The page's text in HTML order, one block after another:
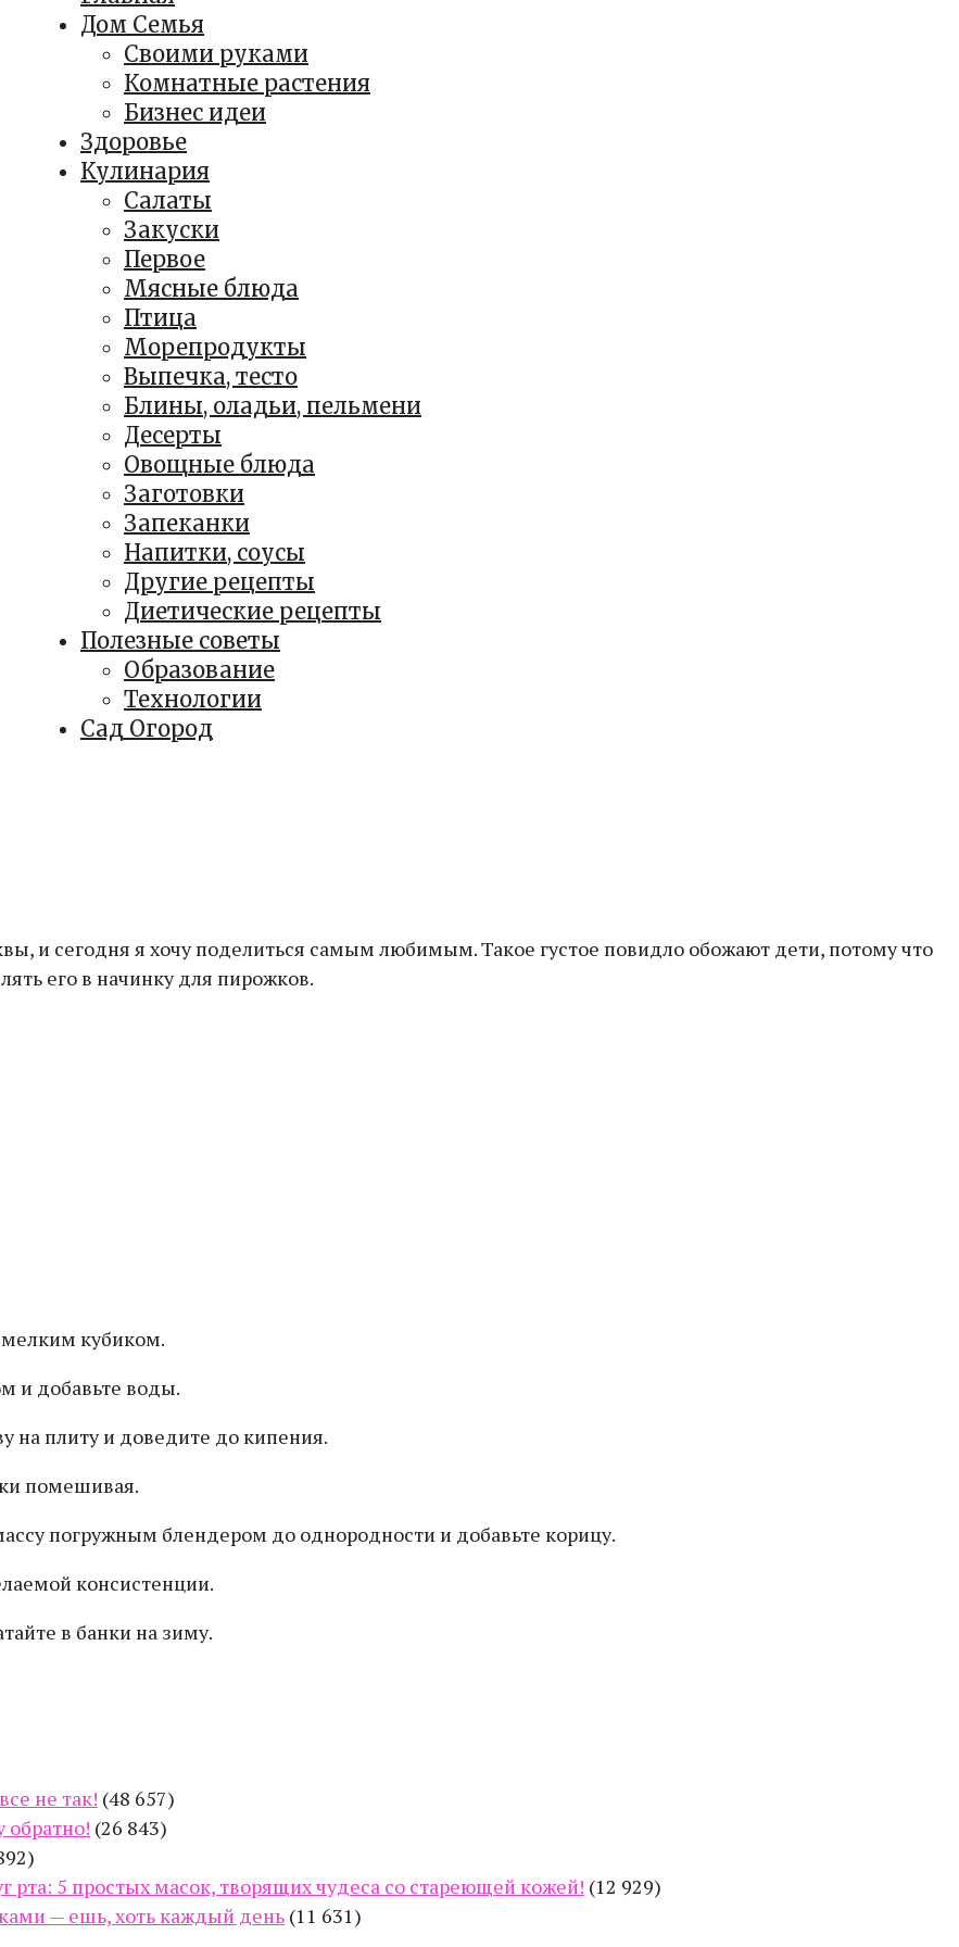
Дом Семья
Своими руками
Комнатные растения
Бизнес идеи
Здоровье
Кулинария
Салаты
Закуски
Первое
Мясные блюда
Птица
Морепродукты
Выпечка, тесто
Блины, оладьи, пельмени
Десерты
Овощные блюда
Заготовки
Запеканки
Напитки, соусы
Другие рецепты
Диетические рецепты
Полезные советы
Образование
Технологии
Сад Огород
и сегодня я хочу поделиться самым любимым. Такое густое повидло обожают дети, потому что
его в начинку для пирожков.
мелким кубиком.
и добавьте воды.
на плиту и доведите до кипения.
помешивая.
погружным блендером до однородности и добавьте корицу.
консистенции.
в банки на зиму.
не так! (48 657)
обратно! (26 843)
рта: 5 простых масок, творящих чудеса со стареющей кожей! (12 929)
— ешь, хоть каждый день (11 631)